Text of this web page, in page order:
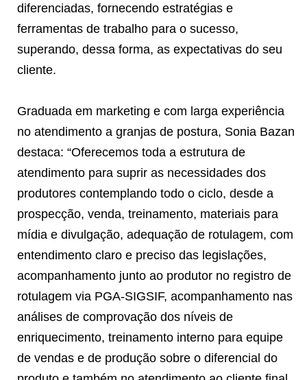
diferenciadas, fornecendo estratégias e
ferramentas de trabalho para o sucesso,
superando, dessa forma, as expectativas do seu
cliente.
Graduada em marketing e com larga experiência
no atendimento a granjas de postura, Sonia Bazan
destaca: “Oferecemos toda a estrutura de
atendimento para suprir as necessidades dos
produtores contemplando todo o ciclo, desde a
prospecção, venda, treinamento, materiais para
mídia e divulgação, adequação de rotulagem, com
entendimento claro e preciso das legislações,
acompanhamento junto ao produtor no registro de
rotulagem via PGA-SIGSIF, acompanhamento nas
análises de comprovação dos níveis de
enriquecimento, treinamento interno para equipe
de vendas e de produção sobre o diferencial do